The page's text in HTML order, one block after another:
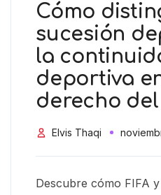
Cómo
sucesión
la
deportiva
derecho
Elvis Thaqi
Descubre cómo FIFA